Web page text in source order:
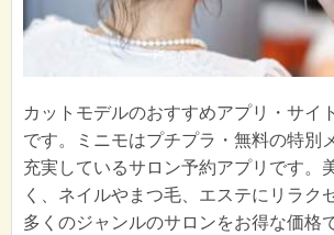
カットモデルのおすすめアプリ・サイ
です。ミニモはプチプラ・無料の特別
充実しているサロン予約アプリです。
く、ネイルやまつ毛、エステにリラク
多くのジャンルのサロンをお得な価格